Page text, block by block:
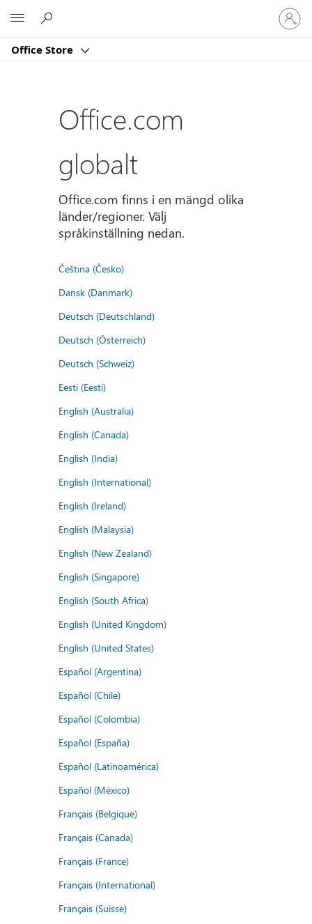
Office Store
Logga
in
på
konto
Office.com
globalt
Office.com finns i en mängd olika
länder/regioner. Välj
språkinställning nedan.
Čeština (Česko)
Dansk (Danmark)
Deutsch (Deutschland)
Deutsch (Österreich)
Deutsch (Schweiz)
Eesti (Eesti)
English (Australia)
English (Canada)
English (India)
English (International)
English (Ireland)
English (Malaysia)
English (New Zealand)
English (Singapore)
English (South Africa)
English (United Kingdom)
English (United States)
Español (Argentina)
Español (Chile)
Español (Colombia)
Español (España)
Español (Latinoamérica)
Español (México)
Français (Belgique)
Français (Canada)
Français (France)
Français (International)
Français (Suisse)